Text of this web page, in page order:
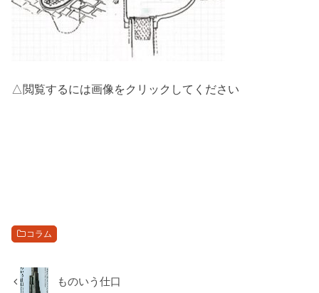
△閲覧するには画像をクリックしてください
コラム
ものいう仕口